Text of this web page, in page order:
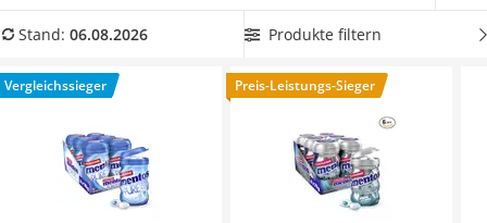
Trüffelöl
Müsli ohne Zuckerzusatz
Service
Vergleichstabelle zuckerfreie Kaugummis, um die Gesundheit
August 2026 besonders das ModellMentos Kaugummi Pure
Fresh Mint* mit seinen Eigenschaften.
Stand: 06.08.2026 Produkte filtern
Vergleichssieger Preis-Leistungs-Sieger